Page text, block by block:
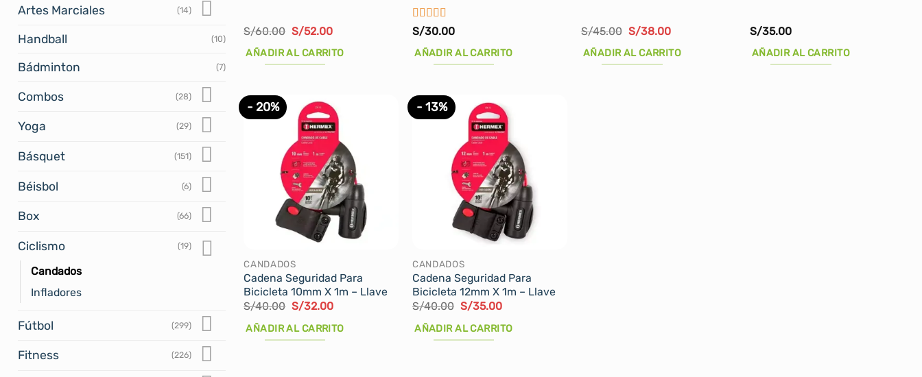
Artes Marciales (14)
Handball (10)
Bádminton (7)
Combos (28)
Yoga (29)
Básquet (151)
Béisbol (6)
Box (66)
Ciclismo (19)
Candados
Infladores
Fútbol (299)
Fitness (226)
S/60.00 El
original
era:
S/52.00El
actual
AÑADIR AL CARRITO
Valorado
con
S/30.00
AÑADIR AL CARRITO
S/45.00 El
original
era:
S/38.00El
actual
AÑADIR AL CARRITO
S/35.00
AÑADIR AL CARRITO
- 20%
CANDADOS
Cadena Seguridad Para
Bicicleta 10mm X 1m – Llave
S/40.00 El
original
era:
S/32.00El
actual
AÑADIR AL CARRITO
- 13%
CANDADOS
Cadena Seguridad Para
Bicicleta 12mm X 1m – Llave
S/40.00 El
original
era:
S/35.00El
actual
AÑADIR AL CARRITO